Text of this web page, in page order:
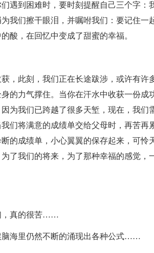
遇到困难时，要时刻提醒自己三个字：
我们擦干眼泪，并嘱咐我们：要记住一
酸，在回忆中变成了甜蜜的幸福。
，此刻，我们正在长途跋涉，或许有
的力气撑住。当你在汗水中收获一份成
为我们已跨越了很多天堑，现在，我们
们将满意的成绩单交给父母时，再苦再
的成绩单，小心翼翼的保存起来，可
了我们的将来，为了那种幸福的感觉
，真的很苦……
脑海里仍然不断的涌现出各种公式……